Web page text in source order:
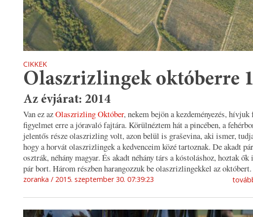
CIKKEK
Olaszrizlingek októberre
Az évjárat: 2014
Van ez azOlaszrizling Október, nekem bejön a kezdeményezés, hívjuk
figyelmet erre a jóravaló fajtára. Körülnéztem hát a pincében, a
jelentős része olaszrizling volt, azon belül is graševina, aki ismer,
hogy a horvát olaszrizlingek a kedvenceim közé tartoznak. De akadt pár
osztrák, néhány magyar. És akadt néhány társ a kóstoláshoz, hoztak ők
pár bort. Három részben harangozzuk be olaszrizlingekkel az októbert.
zoranka 2015. szeptember 30. 07:39:23